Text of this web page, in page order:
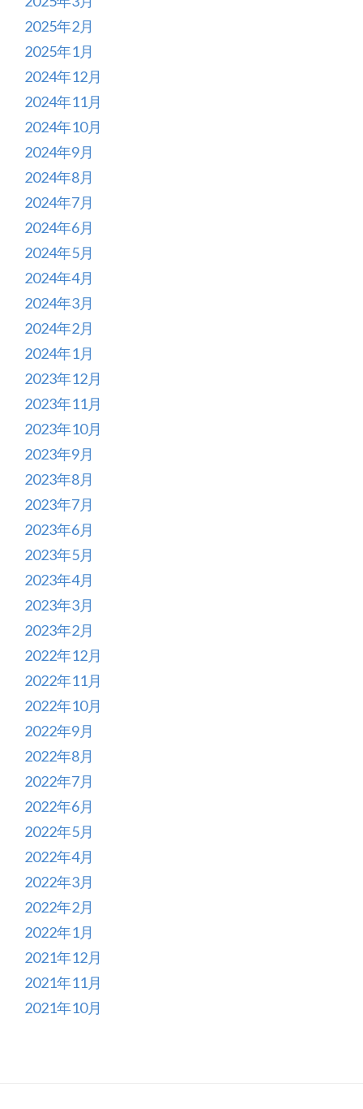
2025年2月
2025年1月
2024年12月
2024年11月
2024年10月
2024年9月
2024年8月
2024年7月
2024年6月
2024年5月
2024年4月
2024年3月
2024年2月
2024年1月
2023年12月
2023年11月
2023年10月
2023年9月
2023年8月
2023年7月
2023年6月
2023年5月
2023年4月
2023年3月
2023年2月
2022年12月
2022年11月
2022年10月
2022年9月
2022年8月
2022年7月
2022年6月
2022年5月
2022年4月
2022年3月
2022年2月
2022年1月
2021年12月
2021年11月
2021年10月